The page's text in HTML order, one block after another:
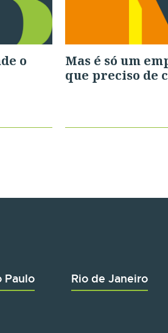
o
Mas é só um
que preciso de
Paulo Rio de Janeiro